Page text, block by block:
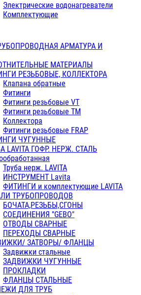
Электрические водонагреватели
Комплектующие
АРМАТУРА И
МАТЕРИАЛЫ
РЕЗЬБОВЫЕ, КОЛЛЕКТОРА
Клапана обратные
Фитинги
Фитинги резьбовые VT
Фитинги резьбовые ТМ
Коллектора
Фитинги резьбовые FRAP
ЧУГУННЫЕ
LAVITA ГОФР. НЕРЖ. СТАЛЬ
Труба нерж. LAVITA
ИНСТРУМЕНТ Lavita
ФИТИНГИ и комплектующие LAVITA
ТРУБОПРОВОДОВ
БОЧАТА,РЕЗЬБЫ,СГОНЫ
СОЕДИНЕНИЯ "GEBO"
ОТВОДЫ СВАРНЫЕ
ПЕРЕХОДЫ СВАРНЫЕ
ЗАТВОРЫ/ ФЛАНЦЫ
Задвижки стальные
ЗАДВИЖКИ ЧУГУННЫЕ
ПРОКЛАДКИ
ФЛАНЦЫ СТАЛЬНЫЕ
ДЛЯ ТРУБ